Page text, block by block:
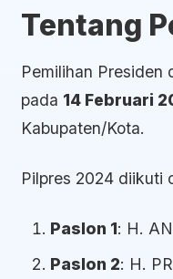
Tentang
Pemilihan Presiden
pada 14 Februari
Kabupaten/Kota.
Pilpres 2024 diikuti
Paslon 1: H.
Paslon 2: H.